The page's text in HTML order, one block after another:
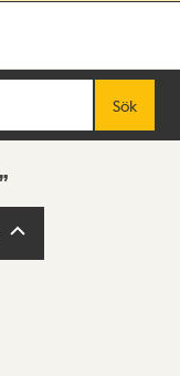
Sök